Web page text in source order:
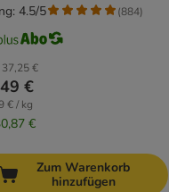
37,25 €
€
€ / kg
€
4.5/5 (884)
Zum Warenkorb
hinzufügen